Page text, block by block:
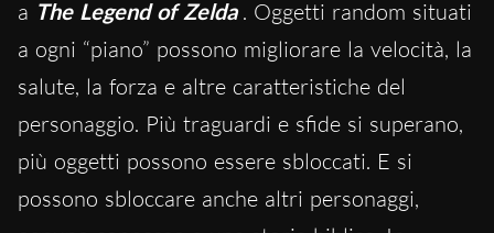
a The Legend of Zelda . Oggetti random situati
a ogni “piano” possono migliorare la velocità, la
salute, la forza e altre caratteristiche del
personaggio. Più traguardi e sfide si superano,
più oggetti possono essere sbloccati. E si
possono sbloccare anche altri personaggi,